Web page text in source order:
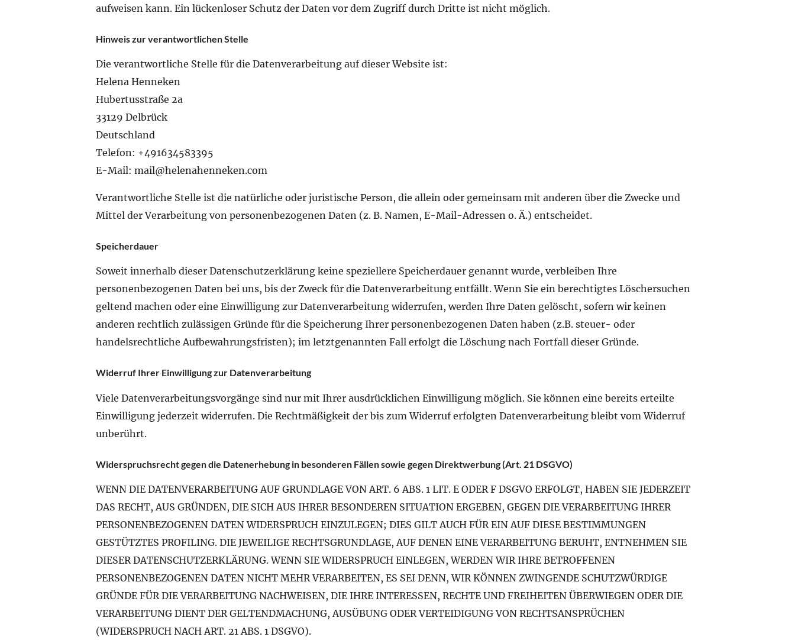
aufweisen kann. Ein lückenloser Schutz der Daten vor dem Zugriff durch Dritte ist nicht möglich.
Hinweis zur verantwortlichen Stelle
Die verantwortliche Stelle für die Datenverarbeitung auf dieser Website ist:
Helena Henneken
Hubertusstraße 2a
33129 Delbrück
Deutschland
Telefon: +491634583395
E-Mail: mail@helenahenneken.com
Verantwortliche Stelle ist die natürliche oder juristische Person, die allein oder gemeinsam mit anderen über die Zwecke und
Mittel der Verarbeitung von personenbezogenen Daten (z. B. Namen, E-Mail-Adressen o. Ä.) entscheidet.
Speicherdauer
Soweit innerhalb dieser Datenschutzerklärung keine speziellere Speicherdauer genannt wurde, verbleiben Ihre
personenbezogenen Daten bei uns, bis der Zweck für die Datenverarbeitung entfällt. Wenn Sie ein berechtigtes Löschersuchen
geltend machen oder eine Einwilligung zur Datenverarbeitung widerrufen, werden Ihre Daten gelöscht, sofern wir keinen
anderen rechtlich zulässigen Gründe für die Speicherung Ihrer personenbezogenen Daten haben (z.B. steuer- oder
handelsrechtliche Aufbewahrungsfristen); im letztgenannten Fall erfolgt die Löschung nach Fortfall dieser Gründe.
Widerruf Ihrer Einwilligung zur Datenverarbeitung
Viele Datenverarbeitungsvorgänge sind nur mit Ihrer ausdrücklichen Einwilligung möglich. Sie können eine bereits erteilte
Einwilligung jederzeit widerrufen. Die Rechtmäßigkeit der bis zum Widerruf erfolgten Datenverarbeitung bleibt vom Widerruf
unberührt.
Widerspruchsrecht gegen die Datenerhebung in besonderen Fällen sowie gegen Direktwerbung (Art. 21 DSGVO)
WENN DIE DATENVERARBEITUNG AUF GRUNDLAGE VON ART. 6 ABS. 1 LIT. E ODER F DSGVO ERFOLGT, HABEN SIE JEDERZEIT
DAS RECHT, AUS GRÜNDEN, DIE SICH AUS IHRER BESONDEREN SITUATION ERGEBEN, GEGEN DIE VERARBEITUNG IHRER
PERSONENBEZOGENEN DATEN WIDERSPRUCH EINZULEGEN; DIES GILT AUCH FÜR EIN AUF DIESE BESTIMMUNGEN
GESTÜTZTES PROFILING. DIE JEWEILIGE RECHTSGRUNDLAGE, AUF DENEN EINE VERARBEITUNG BERUHT, ENTNEHMEN SIE
DIESER DATENSCHUTZERKLÄRUNG. WENN SIE WIDERSPRUCH EINLEGEN, WERDEN WIR IHRE BETROFFENEN
PERSONENBEZOGENEN DATEN NICHT MEHR VERARBEITEN, ES SEI DENN, WIR KÖNNEN ZWINGENDE SCHUTZWÜRDIGE
GRÜNDE FÜR DIE VERARBEITUNG NACHWEISEN, DIE IHRE INTERESSEN, RECHTE UND FREIHEITEN ÜBERWIEGEN ODER DIE
VERARBEITUNG DIENT DER GELTENDMACHUNG, AUSÜBUNG ODER VERTEIDIGUNG VON RECHTSANSPRÜCHEN
(WIDERSPRUCH NACH ART. 21 ABS. 1 DSGVO).